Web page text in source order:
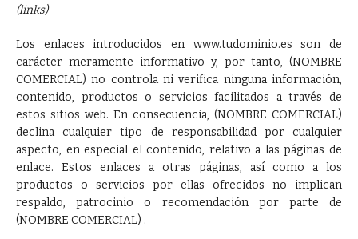
(links)
Los enlaces introducidos en www.tudominio.es son de
carácter meramente informativo y, por tanto, (NOMBRE
COMERCIAL) no controla ni verifica ninguna información,
contenido, productos o servicios facilitados a través de
estos sitios web. En consecuencia, (NOMBRE COMERCIAL)
declina cualquier tipo de responsabilidad por cualquier
aspecto, en especial el contenido, relativo a las páginas de
enlace. Estos enlaces a otras páginas, así como a los
productos o servicios por ellas ofrecidos no implican
respaldo, patrocinio o recomendación por parte de
(NOMBRE COMERCIAL) .